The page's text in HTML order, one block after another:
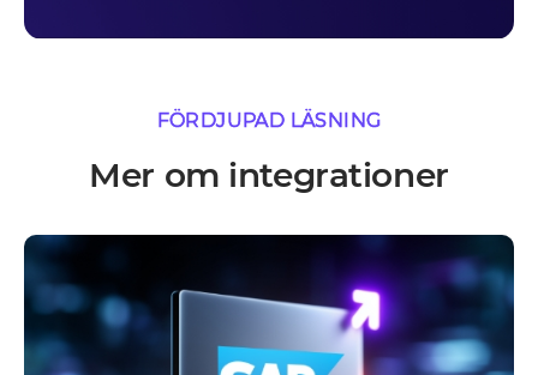
FÖRDJUPAD LÄSNING
Mer om integrationer